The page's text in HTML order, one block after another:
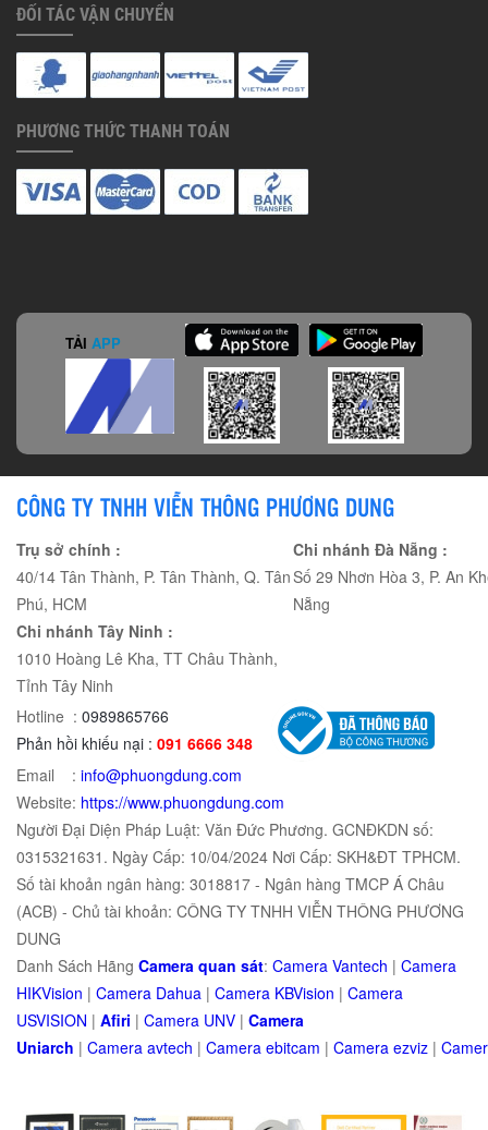
ĐỐI TÁC VẬN CHUYỂN
PHƯƠNG THỨC THANH TOÁN
TẢI APP
CÔNG TY TNHH VIỄN THÔNG PHƯƠNG DUNG
Trụ sở chính :
40/14 Tân Thành, P. Tân Thành, Q. Tân
Phú, HCM
Chi nhánh Đà Nẵng :
Số 29 Nhơn Hòa 3, P. An
Nẵng
Chi nhánh Tây Ninh :
1010 Hoàng Lê Kha, TT Châu Thành,
Tỉnh Tây Ninh
Hotline : 0989865766
Phản hồi khiếu nại : 091 6666 348
Email : info@phuongdung.com
Website: https://www.phuongdung.com
Người Đại Diện Pháp Luật: Văn Đức Phương. GCNĐKDN số:
0315321631. Ngày Cấp: 10/04/2024 Nơi Cấp: SKH&ĐT TPHCM.
Số tài khoản ngân hàng: 3018817 - Ngân hàng TMCP Á Châu
(ACB) - Chủ tài khoản: CÔNG TY TNHH VIỄN THÔNG PHƯƠNG
DUNG
Danh Sách Hãng Camera quan sát: Camera Vantech | Camera
HIKVision | Camera Dahua | Camera KBVision | Camera
USVISION | Afiri | Camera UNV | Camera
Uniarch | Camera avtech | Camera ebitcam | Camera ezviz |